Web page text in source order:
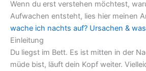
Wenn du erst verstehen möchtest,
Aufwachen entsteht, lies hier meinen
wache ich nachts auf? Ursachen &
Einleitung
Du liegst im Bett. Es ist mitten in der
müde bist, läuft dein Kopf weiter.